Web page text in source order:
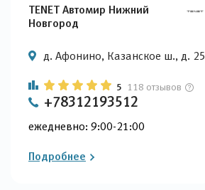
TENET Автомир Нижний
Новгород
д. Афонино, Казанское ш., д. 25
5 118 отзывов
+78312193512
ежедневно: 9:00-21:00
Подробнее